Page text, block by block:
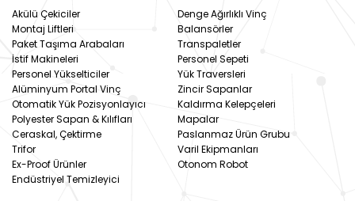
Akülü Çekiciler
Denge Ağırlıklı Vinç
Montaj Liftleri
Balansörler
Paket Taşıma Arabaları
Transpaletler
İstif Makineleri
Personel Sepeti
Personel Yükselticiler
Yük Traversleri
Alüminyum Portal Vinç
Zincir Sapanlar
Otomatik Yük Pozisyonlayıcı
Kaldırma Kelepçeleri
Polyester Sapan & Kılıfları
Mapalar
Ceraskal, Çektirme
Paslanmaz Ürün Grubu
Trifor
Varil Ekipmanları
Ex-Proof Ürünler
Otonom Robot
Endüstriyel Temizleyici